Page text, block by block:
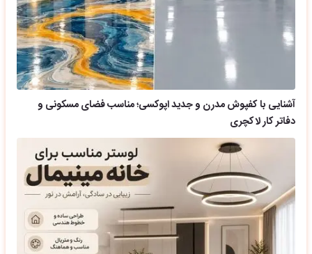
آشنایی با کفپوش مدرن و جدید اپوکسی؛ مناسب فضای مسکونی و
دفاتر کار لاکچری